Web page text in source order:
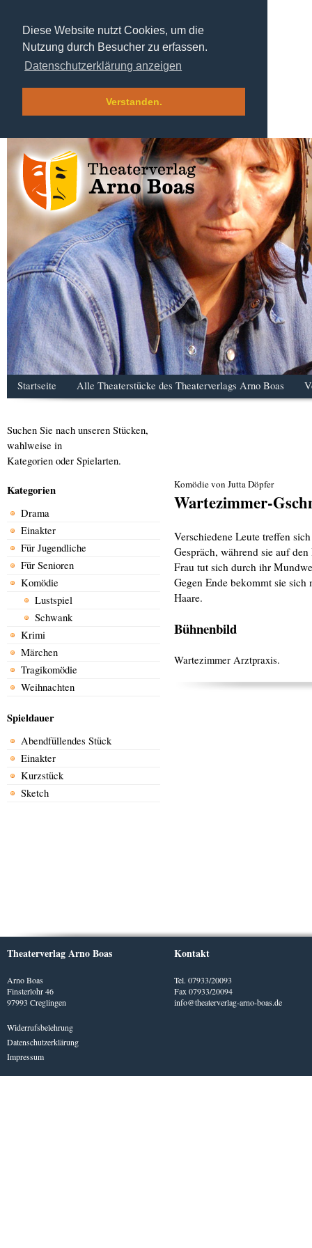
Diese Website nutzt Cookies, um die
Nutzung durch Besucher zu erfassen.
Datenschutzerklärung anzeigen
Verstanden.
Startseite Alle Theaterstücke des Theaterverlags Arno Boas
Suchen Sie nach unseren Stücken,
wahlweise in
Kategorien oder Spielarten.
Kategorien
Drama
Einakter
Für Jugendliche
Für Senioren
Komödie
Lustspiel
Schwank
Krimi
Märchen
Tragikomödie
Weihnachten
Spieldauer
Abendfüllendes Stück
Einakter
Kurzstück
Sketch
Komödie von Jutta Döpfer
Wartezimmer-
Verschiedene Leute treffen
Gespräch, während sie auf
Frau tut sich durch ihr
Gegen Ende bekommt sie
Haare.
Bühnenbild
Wartezimmer Arztpraxis.
Theaterverlag Arno Boas
Arno Boas
Finsterlohr 46
97993 Creglingen
Widerrufsbelehrung
Datenschutzerklärung
Impressum
Kontakt
Tel. 07933/20093
Fax 07933/20094
info@theaterverlag-arno-boas.de